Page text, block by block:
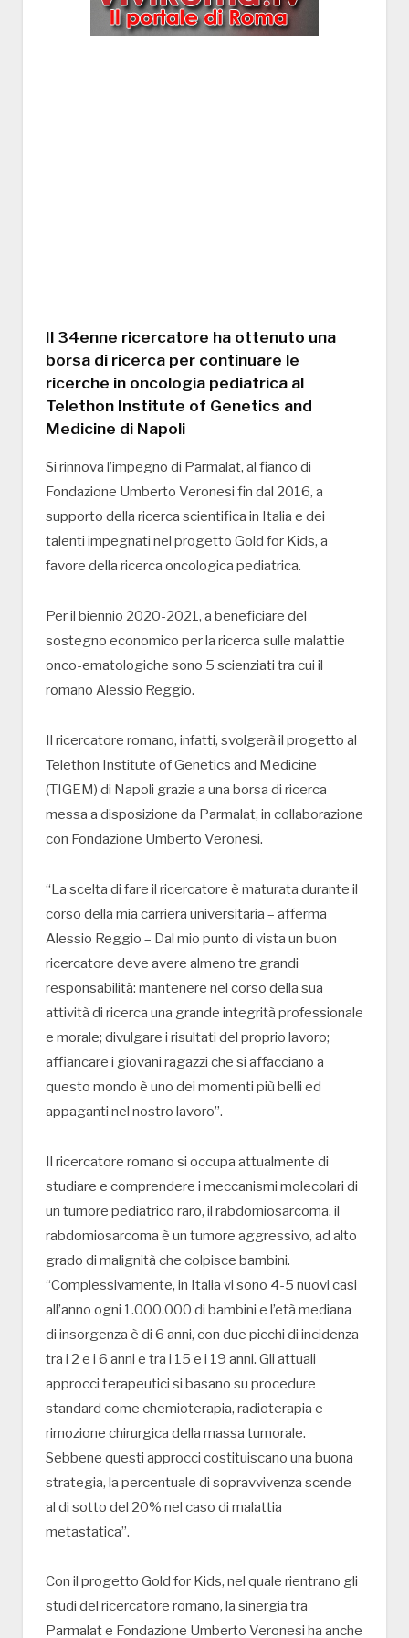
Il 34enne ricercatore ha ottenuto una
borsa di ricerca per continuare le
ricerche in oncologia pediatrica al
Telethon Institute of Genetics and
Medicine di Napoli
Si rinnova l’impegno di Parmalat, al fianco di
Fondazione Umberto Veronesi fin dal 2016, a
supporto della ricerca scientifica in Italia e dei
talenti impegnati nel progetto Gold for Kids, a
favore della ricerca oncologica pediatrica.
Per il biennio 2020-2021, a beneficiare del
sostegno economico per la ricerca sulle malattie
onco-ematologiche sono 5 scienziati tra cui il
romano Alessio Reggio.
Il ricercatore romano, infatti, svolgerà il progetto al
Telethon Institute of Genetics and Medicine
(TIGEM) di Napoli grazie a una borsa di ricerca
messa a disposizione da Parmalat, in collaborazione
con Fondazione Umberto Veronesi.
“La scelta di fare il ricercatore è maturata durante il
corso della mia carriera universitaria – afferma
Alessio Reggio – Dal mio punto di vista un buon
ricercatore deve avere almeno tre grandi
responsabilità: mantenere nel corso della sua
attività di ricerca una grande integrità professionale
e morale; divulgare i risultati del proprio lavoro;
affiancare i giovani ragazzi che si affacciano a
questo mondo è uno dei momenti più belli ed
appaganti nel nostro lavoro”.
Il ricercatore romano si occupa attualmente di
studiare e comprendere i meccanismi molecolari di
un tumore pediatrico raro, il rabdomiosarcoma. il
rabdomiosarcoma è un tumore aggressivo, ad alto
grado di malignità che colpisce bambini.
“Complessivamente, in Italia vi sono 4-5 nuovi casi
all’anno ogni 1.000.000 di bambini e l’età mediana
di insorgenza è di 6 anni, con due picchi di incidenza
tra i 2 e i 6 anni e tra i 15 e i 19 anni. Gli attuali
approcci terapeutici si basano su procedure
standard come chemioterapia, radioterapia e
rimozione chirurgica della massa tumorale.
Sebbene questi approcci costituiscano una buona
strategia, la percentuale di sopravvivenza scende
al di sotto del 20% nel caso di malattia
metastatica”.
Con il progetto Gold for Kids, nel quale rientrano gli
studi del ricercatore romano, la sinergia tra
Parmalat e Fondazione Umberto Veronesi ha anche